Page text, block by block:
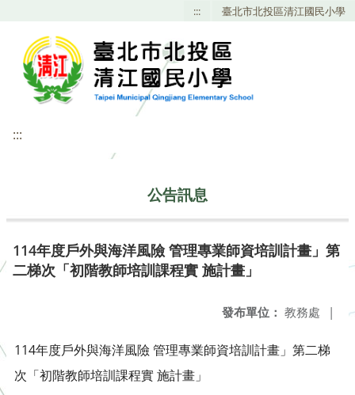
::: 臺北市北投區清江國民小學
:::
公告訊息
114年度戶外與海洋風險 管理專業師資培訓計畫」第
二梯次「初階教師培訓課程實 施計畫」
發布單位： 教務處 |
114年度戶外與海洋風險 管理專業師資培訓計畫」第二梯
次「初階教師培訓課程實 施計畫」